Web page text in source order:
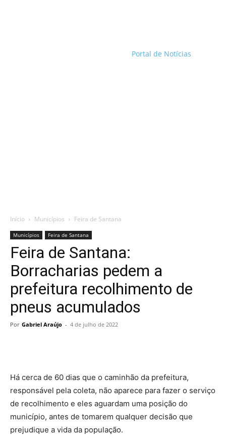
Portal de Notícias
Início Municípios Feira de Santana
Municípios Feira de Santana
Feira de Santana:
Borracharias pedem a
prefeitura recolhimento de
pneus acumulados
Por Gabriel Araújo - 4 de julho de 2022
Há cerca de 60 dias que o caminhão da prefeitura,
responsável pela coleta, não aparece para fazer o serviço
de recolhimento e eles aguardam uma posição do
município, antes de tomarem qualquer decisão que
prejudique a vida da população.